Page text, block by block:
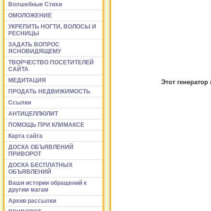
Волшебные Стихи
ОМОЛОЖЕНИЕ
УКРЕПИТЬ НОГТИ, ВОЛОСЫ И
РЕСНИЦЫ
ЗАДАТЬ ВОПРОС
ЯСНОВИДЯЩЕМУ
ТВОРЧЕСТВО ПОСЕТИТЕЛЕЙ
САЙТА
МЕДИТАЦИЯ
ПРОДАТЬ НЕДВИЖИМОСТЬ
Ссылки
АНТИЦЕЛЛЮЛИТ
ПОМОЩЬ ПРИ КЛИМАКСЕ
Карта сайта
ДОСКА ОБЪЯВЛЕНИЙ
ПРИВОРОТ
ДОСКА БЕСПЛАТНЫХ
ОБЪЯВЛЕНИЙ
Ваши истории обращений к
другим магам
Архив рассылки
Этот